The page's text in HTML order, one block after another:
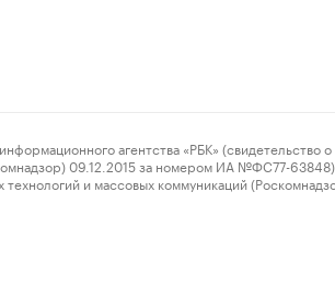
агентства «РБК» (свидетельство о
09.12.2015 за номером ИА №ФС77-63848)
и массовых коммуникаций